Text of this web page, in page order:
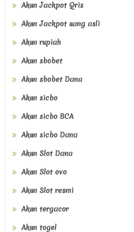
Akun Jackpot Qris
Akun Jackpot uang asli
Akun rupiah
Akun sbobet
Akun sbobet Dana
Akun sicbo
Akun sicbo BCA
Akun sicbo Dana
Akun Slot Dana
Akun Slot ovo
Akun Slot resmi
Akun tergacor
Akun togel